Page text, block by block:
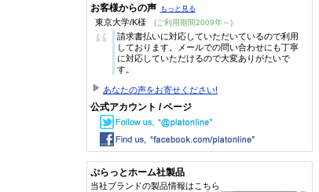
お客様からの声 もっと見る
東京大学/K様 (ご利用期間2009年～)
“
請求書払いに対応していただいているので利用
しております。メールでの問い合わせにも丁寧
に対応していただけるので大変ありがたいで
す。
あなたの声をお寄せください!
公式アカウント / ページ
ぷらっとホーム社製品
当社ブランドの製品情報はこちら